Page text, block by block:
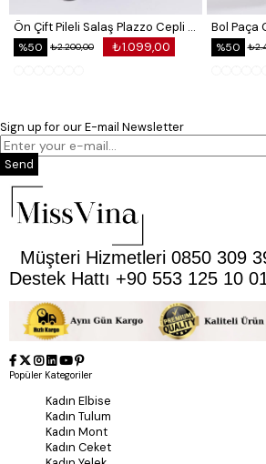
Ön Çift Pileli Salaş Plazzo Cepli Pantolon
₺1.099,00
₺2.200,00
%50 %50
Sign up for our E-mail Newsletter
Send
Müşteri Hizmetleri 0850 309
Destek Hattı +90 553 125 10
Popüler Kategoriler
Kadın Elbise
Kadın Tulum
Kadın Mont
Kadın Ceket